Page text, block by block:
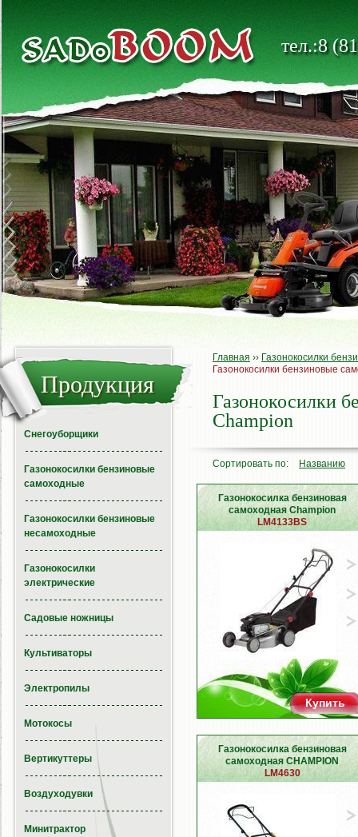
тел.:8
Главная ›› Газонокосилки
Газонокосилки бензиновые
Газонокосилки
Champion
Сортировать по: Названию
Газонокосилка бензиновая
самоходная Champion
LM4133BS
Купить
Газонокосилка бензиновая
самоходная CHAMPION
LM4630
Продукция
Снегоуборщики
Газонокосилки бензиновые
самоходные
Газонокосилки бензиновые
несамоходные
Газонокосилки
электрические
Садовые ножницы
Культиваторы
Электропилы
Мотокосы
Вертикуттеры
Воздуходувки
Минитрактор